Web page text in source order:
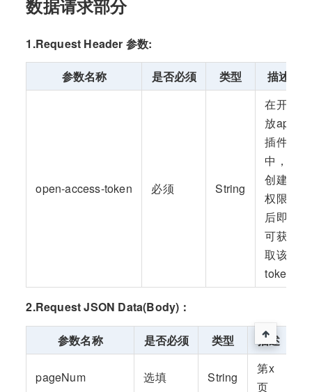
数据请求部分
1.Request Header 参数:
参数名称 是否必须 类型 描述
open-access-token 必须 String
在开
放api
插件
中，
创建
权限
后即
可获
取该
token
2.Request JSON Data(Body)：
参数名称 是否必须 类型 描述
pageNum 选填 String
第x
页